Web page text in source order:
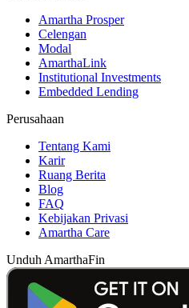
Amartha Prosper
Celengan
Modal
AmarthaLink
Institutional Investments
Embedded Lending
Perusahaan
Tentang Kami
Karir
Ruang Berita
Blog
FAQ
Kebijakan Privasi
Amartha Care
Unduh AmarthaFin